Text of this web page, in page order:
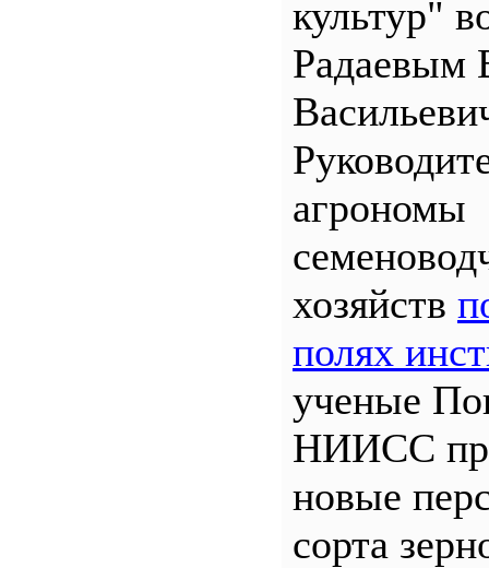
культур"
Радаевым
агрономы
хозяйств
полях
ученые
НИИСС
новые
сорта